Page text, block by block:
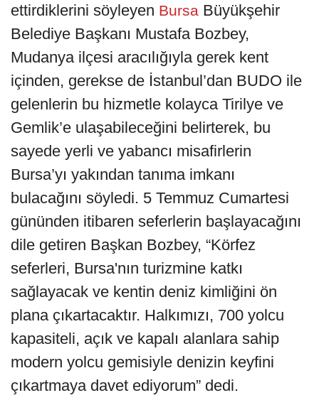
ettirdiklerini söyleyen Bursa Büyükşehir
Belediye Başkanı Mustafa Bozbey,
Mudanya ilçesi aracılığıyla gerek kent
içinden, gerekse de İstanbul’dan BUDO ile
gelenlerin bu hizmetle kolayca Tirilye ve
Gemlik’e ulaşabileceğini belirterek, bu
sayede yerli ve yabancı misafirlerin
Bursa’yı yakından tanıma imkanı
bulacağını söyledi. 5 Temmuz Cumartesi
gününden itibaren seferlerin başlayacağını
dile getiren Başkan Bozbey, “Körfez
seferleri, Bursa'nın turizmine katkı
sağlayacak ve kentin deniz kimliğini ön
plana çıkartacaktır. Halkımızı, 700 yolcu
kapasiteli, açık ve kapalı alanlara sahip
modern yolcu gemisiyle denizin keyfini
çıkartmaya davet ediyorum” dedi.